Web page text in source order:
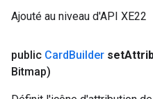
Ajouté au niveau d'API XE22
public CardBuilder set
Bitmap)